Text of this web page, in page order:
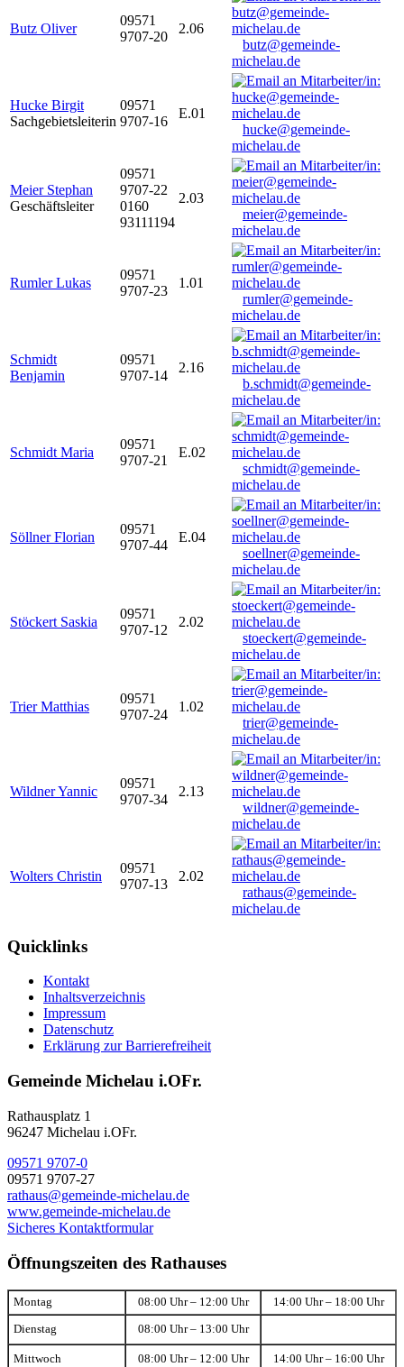
Butz Oliver
09571
9707-20
2.06
butz@gemeinde-
michelau.de
Hucke Birgit
Sachgebietsleiterin
09571
9707-16
E.01
hucke@gemeinde-
michelau.de
Meier Stephan
Geschäftsleiter
09571
9707-22
0160
93111194
2.03
meier@gemeinde-
michelau.de
Rumler Lukas
09571
9707-23
1.01
rumler@gemeinde-
michelau.de
Schmidt
Benjamin
09571
9707-14
2.16
b.schmidt@gemeinde-
michelau.de
Schmidt Maria
09571
9707-21
E.02
schmidt@gemeinde-
michelau.de
Söllner Florian
09571
9707-44
E.04
soellner@gemeinde-
michelau.de
Stöckert Saskia
09571
9707-12
2.02
stoeckert@gemeinde-
michelau.de
Trier Matthias
09571
9707-24
1.02
trier@gemeinde-
michelau.de
Wildner Yannic
09571
9707-34
2.13
wildner@gemeinde-
michelau.de
Wolters Christin
09571
9707-13
2.02
rathaus@gemeinde-
michelau.de
Quicklinks
Kontakt
Inhaltsverzeichnis
Impressum
Datenschutz
Erklärung zur Barrierefreiheit
Gemeinde Michelau i.OFr.
Rathausplatz 1
96247 Michelau i.OFr.
09571 9707-0
09571 9707-27
rathaus@gemeinde-michelau.de
www.gemeinde-michelau.de
Sicheres Kontaktformular
Öffnungszeiten des Rathauses
Montag 08:00 Uhr – 12:00 Uhr 14:00 Uhr – 18:00 Uhr
Dienstag 08:00 Uhr – 13:00 Uhr
Mittwoch 08:00 Uhr – 12:00 Uhr 14:00 Uhr – 16:00 Uhr